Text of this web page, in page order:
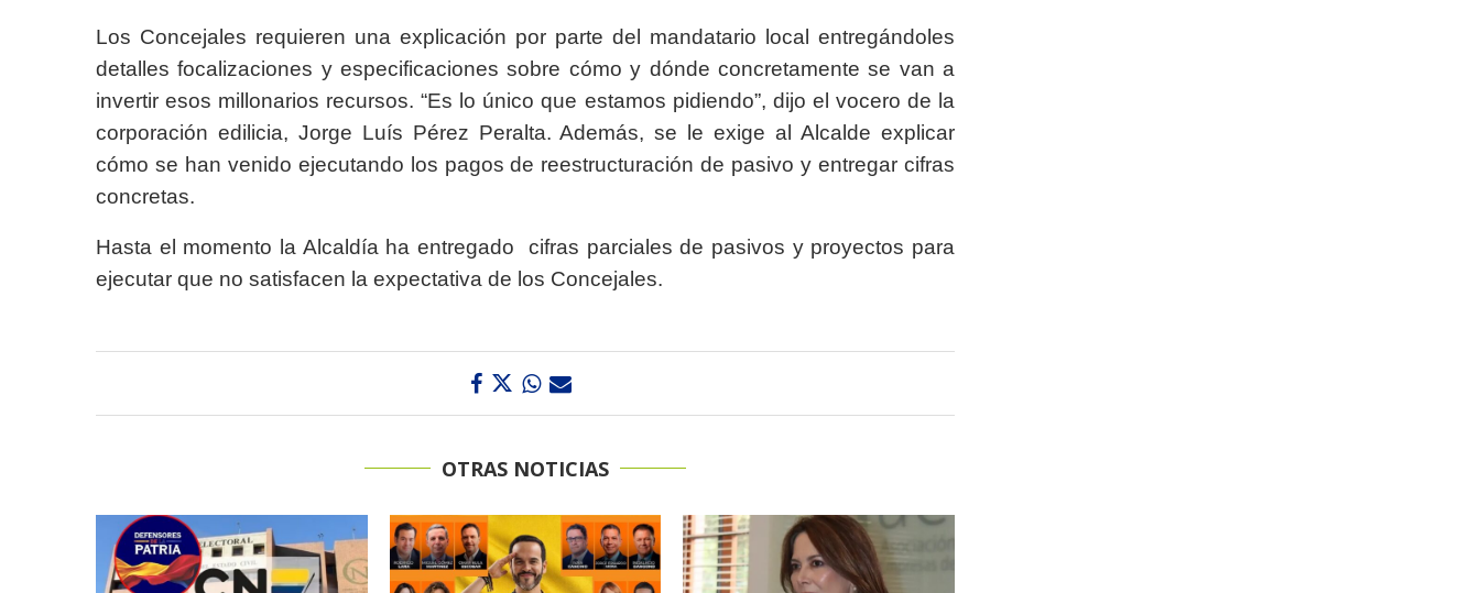
Los Concejales requieren una explicación por parte del mandatario local entregándoles
detalles focalizaciones y especificaciones sobre cómo y dónde concretamente se van a
invertir esos millonarios recursos. “Es lo único que estamos pidiendo”, dijo el vocero de la
corporación edilicia, Jorge Luís Pérez Peralta. Además, se le exige al Alcalde explicar
cómo se han venido ejecutando los pagos de reestructuración de pasivo y entregar cifras
concretas.
Hasta el momento la Alcaldía ha entregado cifras parciales de pasivos y proyectos para
ejecutar que no satisfacen la expectativa de los Concejales.
OTRAS NOTICIAS